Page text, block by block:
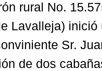
rural No.
Lavalleja)
Sr.
de dos